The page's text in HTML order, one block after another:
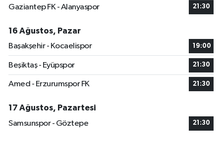
Gaziantep FK - Alanyaspor 21:30
16 Ağustos, Pazar
Başakşehir - Kocaelispor
19:00
Beşiktaş - Eyüpspor 21:30
Amed - Erzurumspor FK 21:30
17 Ağustos, Pazartesi
Samsunspor - Göztepe
21:30